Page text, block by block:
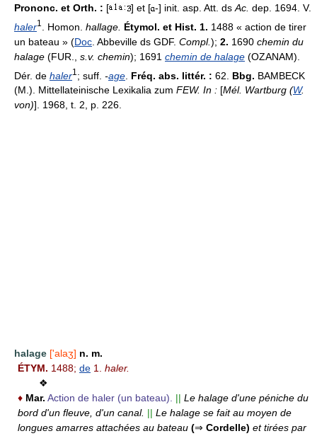
Prononc. et Orth. : [ ] et [ -] init. asp. Att. ds Ac. dep. 1694. V.
haler1 . Homon. hallage. Étymol. et Hist. 1. 1488 « action de tirer
un bateau » (Doc . Abbeville ds GDF. Compl.); 2. 1690 chemin du
halage (FUR., s.v. chemin); 1691 chemin de halage (OZANAM).
Dér. de haler1 ; suff. -age Fréq. abs. littér. : 62. Bbg. BAMBECK
(M.). Mittellateinische Lexikalia zum FEW. In : [Mél. Wartburg (W.
von)]. 1968, t. 2, p. 226.
halage ['alaʒ] n. m.
ÉTYM. 1488; de 1. haler.
❖
♦ Mar. Action de haler (un bateau). || Le halage d'une péniche du
bord d'un fleuve, d'un canal. || Le halage se fait au moyen de
longues amarres attachées au bateau (⇒ Cordelle) et tirées par